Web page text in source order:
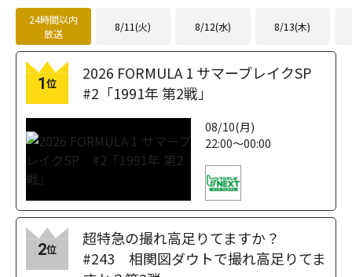
24時間以内
放送
8/11(火) 8/12(水) 8/13(木)
1位
2026 FORMULA 1 サマーブレイクSP
#2「1991年 第2戦」
08/10(月)
22:00～00:00
2位
超特急の撮れ高足りてますか？
#243 相関図ダウトで撮れ高足りてま